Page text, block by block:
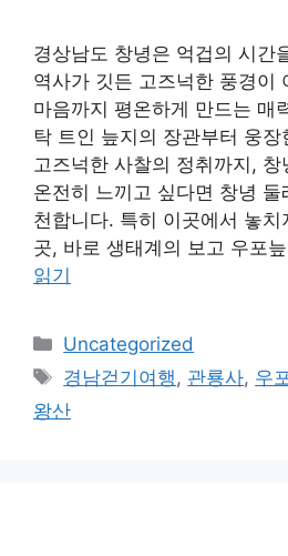
경상남도 창녕은 억겁의 시간
역사가 깃든 고즈넉한 풍경이
마음까지 평온하게 만드는 매
탁 트인 늪지의 장관부터 웅
고즈넉한 사찰의 정취까지,
온전히 느끼고 싶다면 창녕
천합니다. 특히 이곳에서 놓
곳, 바로 생태계의 보고 우포
읽기
카
테
고
리
Uncategorized
태
그
경남걷기여행 , 관룡사, 우
왕산